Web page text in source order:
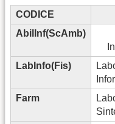
CODICE
AbilInf(ScAmb)
LabInfo(Fis)
Farm